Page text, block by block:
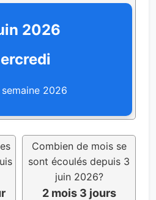
2026
2026
Combien de mois se
sont écoulés depuis 3
juin 2026?
2 mois 3 jours